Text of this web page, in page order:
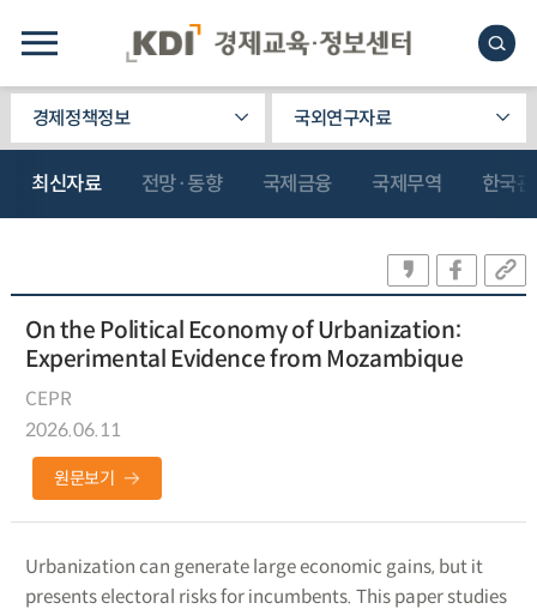
경제정책정보 국외연구자료
최신자료 전망·동향 국제금융 국제무역 한국
On the Political Economy of Urbanization:
Experimental Evidence from Mozambique
CEPR
2026.06.11
원문보기
Urbanization can generate large economic gains, but it
presents electoral risks for incumbents. This paper studies